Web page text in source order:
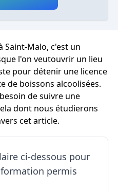
Saint-Malo, c'est un
l'on veutouvrir un lieu
pour détenir une licence
de boissons alcoolisées.
de suivre une
dont nous étudierons
cet article.
ci-dessous pour
permis